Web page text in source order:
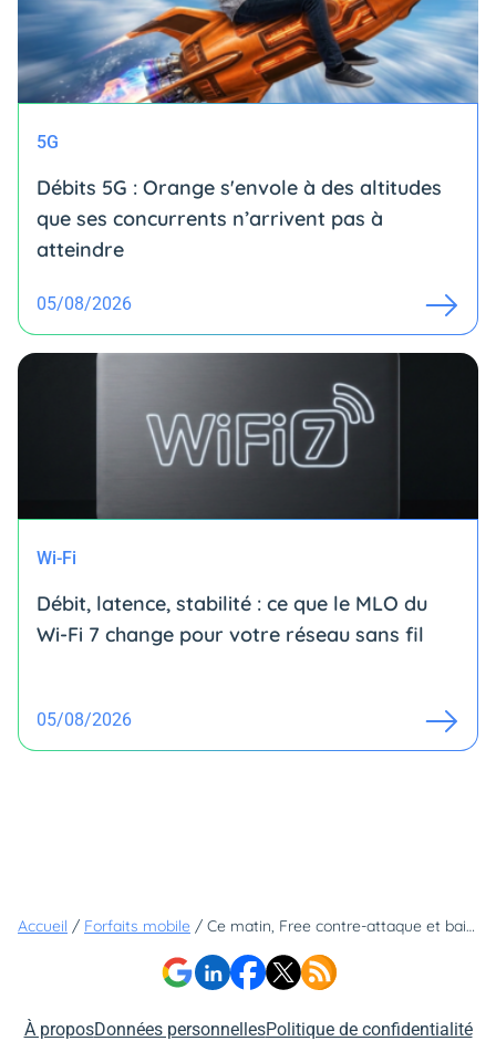
5G
Débits 5G : Orange s'envole à des altitudes
que ses concurrents n’arrivent pas à
atteindre
05/08/2026
Wi-Fi
Débit, latence, stabilité : ce que le MLO du
Wi-Fi 7 change pour votre réseau sans fil
05/08/2026
Accueil / Forfaits mobile / Ce matin, Free contre-attaque et baisse le prix de son forfait Série Free
À proposDonnées personnellesPolitique de confidentialité